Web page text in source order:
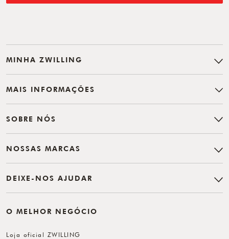
MINHA ZWILLING
MAIS INFORMAÇÕES
SOBRE NÓS
NOSSAS MARCAS
DEIXE-NOS AJUDAR
O MELHOR NEGÓCIO
Loja oficial ZWILLING